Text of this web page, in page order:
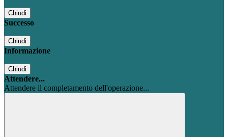
Chiudi
Successo
Chiudi
Informazione
Chiudi
Attendere...
Attendere il completamento dell'operazione...